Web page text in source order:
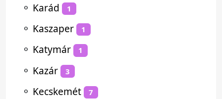
⚬ Karád 1
⚬ Kaszaper 1
⚬ Katymár 1
⚬ Kazár 3
⚬ Kecskemét 7